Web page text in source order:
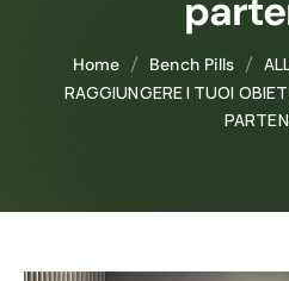
Home Bench Pills
RAGGIUNGERE I TUOI